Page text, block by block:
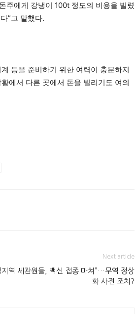
주에게 강냉이 100t 정도의 비용을 빌렸
”고 말했다.
등을 준비하기 위한 여력이 충분하지
에서 다른 곳에서 돈을 빌리기도 여의
Next article
지역 세관원들, 백신 접종 마쳐”…무역 정상
화 사전 조치?